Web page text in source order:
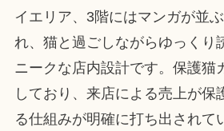
イエリア、3階にはマンガが並
れ、猫と過ごしながらゆっくり
ニークな店内設計です。保護猫
しており、来店による売上が保
る仕組みが明確に打ち出されて